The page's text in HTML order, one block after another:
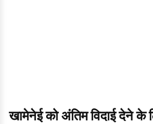
खामेनेई को अंतिम विदाई देने के